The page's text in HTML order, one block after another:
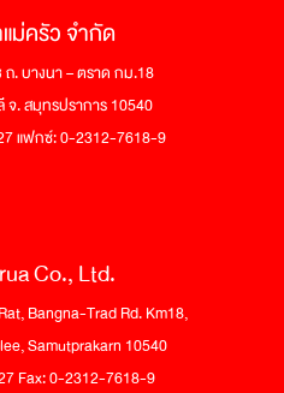
ม่ครัว จำกัด
. บางนา – ตราด กม.18
จ. สมุทรปราการ 10540
แฟกซ์: 0-2312-7618-9
Co., Ltd.
Bangna-Trad Rd. Km18,
Samutprakarn 10540
Fax: 0-2312-7618-9